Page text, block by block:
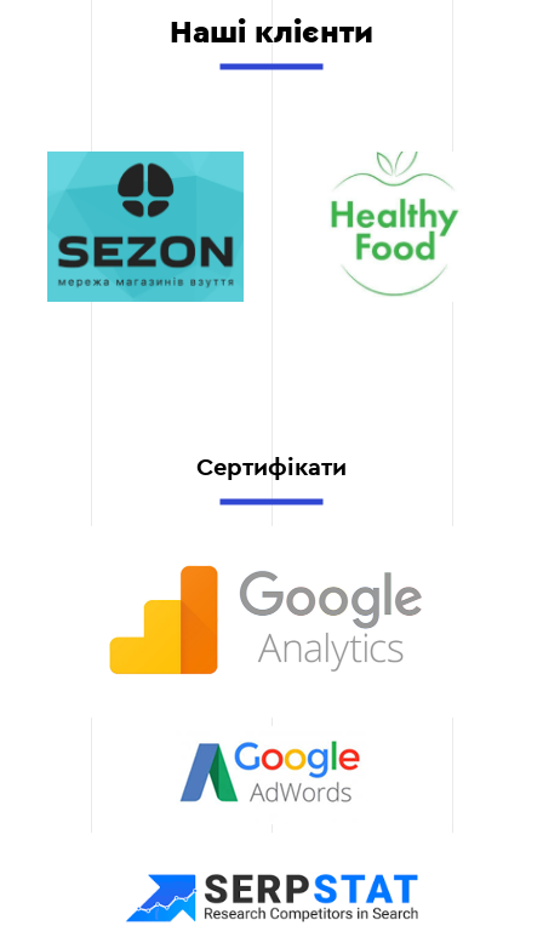
Відстеження позицій сайту, трафіку та
поведінки користувачів.
Регулярне вдосконалення технічних і
контентних аспектів сайту.
Ми використовуємо
активних робіт.
Прозорість
Ви отримуєте регулярні
звіти, що дозволяють
зв’язку, готова відповісти
на ваші питання та
допомогти адаптувати
стратегію до змін ринку.
Масштабованість
Наші рішення підходять
проектів, дозволяючи
масштабувати ваш бізнес
Наші клієнти
Сертифікати